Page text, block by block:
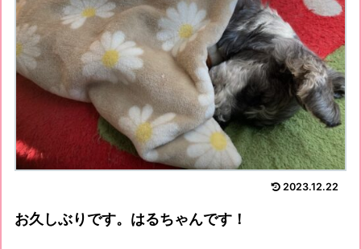
2023.12.22
お久しぶりです。はるちゃんです！